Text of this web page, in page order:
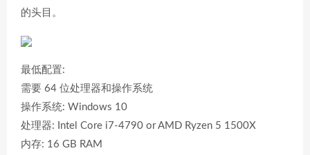
的头目。
最低配置:
需要 64 位处理器和操作系统
操作系统: Windows 10
处理器: Intel Core i7-4790 or AMD Ryzen 5 1500X
内存: 16 GB RAM